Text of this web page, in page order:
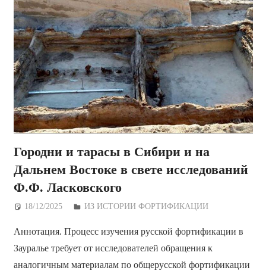
Городни и тарасы в Сибири и на
Дальнем Востоке в свете исследований
Ф.Ф. Ласковского
18/12/2025 Дежурный по Редакции
ИЗ ИСТОРИИ ФОРТИФИКАЦИИ
Аннотация. Процесс изучения русской фортификации в
Зауралье требует от исследователей обращения к
аналогичным материалам по общерусской фортификации